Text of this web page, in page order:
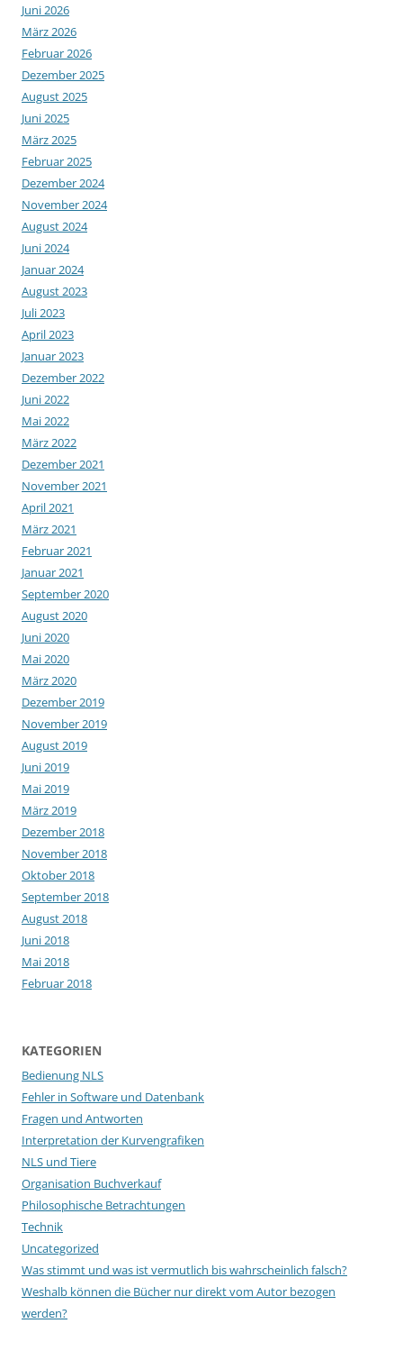
Juni 2026
März 2026
Februar 2026
Dezember 2025
August 2025
Juni 2025
März 2025
Februar 2025
Dezember 2024
November 2024
August 2024
Juni 2024
Januar 2024
August 2023
Juli 2023
April 2023
Januar 2023
Dezember 2022
Juni 2022
Mai 2022
März 2022
Dezember 2021
November 2021
April 2021
März 2021
Februar 2021
Januar 2021
September 2020
August 2020
Juni 2020
Mai 2020
März 2020
Dezember 2019
November 2019
August 2019
Juni 2019
Mai 2019
März 2019
Dezember 2018
November 2018
Oktober 2018
September 2018
August 2018
Juni 2018
Mai 2018
Februar 2018
KATEGORIEN
Bedienung NLS
Fehler in Software und Datenbank
Fragen und Antworten
Interpretation der Kurvengrafiken
NLS und Tiere
Organisation Buchverkauf
Philosophische Betrachtungen
Technik
Uncategorized
Was stimmt und was ist vermutlich bis wahrscheinlich falsch?
Weshalb können die Bücher nur direkt vom Autor bezogen
werden?